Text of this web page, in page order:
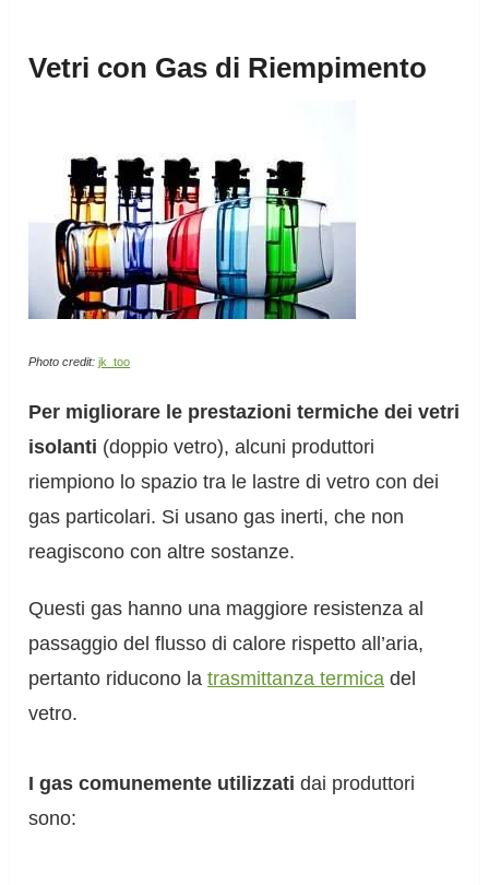
Vetri con Gas di Riempimento
Photo credit: jk_too
Per migliorare le prestazioni termiche dei vetri
isolanti (doppio vetro), alcuni produttori
riempiono lo spazio tra le lastre di vetro con dei
gas particolari. Si usano gas inerti, che non
reagiscono con altre sostanze.
Questi gas hanno una maggiore resistenza al
passaggio del flusso di calore rispetto all’aria,
pertanto riducono latrasmittanza termica del
vetro.
I gas comunemente utilizzati dai produttori
sono: